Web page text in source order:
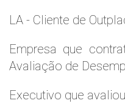
LA - Cliente de
Empresa que
Avaliação de
Executivo que